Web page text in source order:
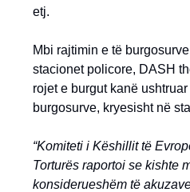
etj.
Mbi rajtimin e të
stacionet policore, DASH
rojet e burgut kanë
burgosurve, kryesisht në
“Komiteti i Këshillit të
Torturës raportoi se kishte
konsiderueshëm të